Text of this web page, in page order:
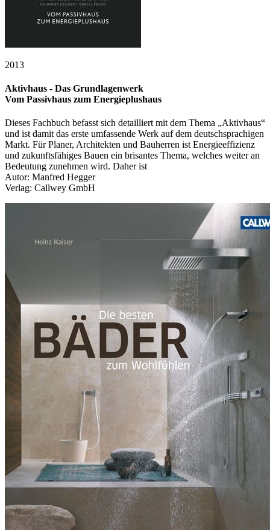
2013
Aktivhaus - Das Grundlagenwerk
Vom Passivhaus zum Energieplushaus
Dieses Fachbuch befasst sich detailliert mit dem Thema „Aktivhaus“
und ist damit das erste umfassende Werk auf dem deutschsprachigen
Markt. Für Planer, Architekten und Bauherren ist Energieeffizienz
und zukunftsfähiges Bauen ein brisantes Thema, welches weiter an
Bedeutung zunehmen wird. Daher ist
Autor: Manfred Hegger
Verlag: Callwey GmbH